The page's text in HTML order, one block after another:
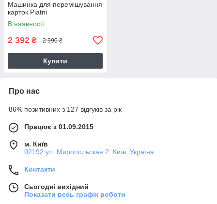
Машинка для перемішування
карток Piatni
В наявності
2 392 ₴ 2 990 ₴
Купити
Про нас
86% позитивних з 127 відгуків за рік
Працює з 01.09.2015
м. Київ
02192 ул. Миропольская 2, Київ, Україна
Контакти
Сьогодні вихідний
Показати весь графік роботи